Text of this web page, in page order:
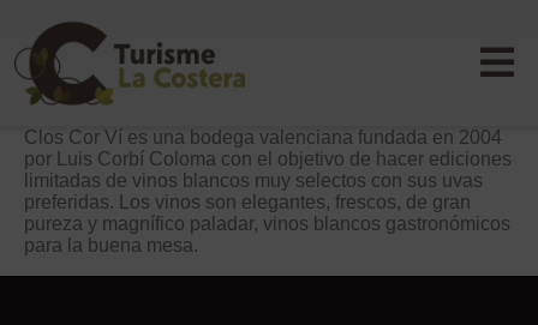
Clos Cor Ví es una bodega valenciana fundada en 2004
por Luis Corbí Coloma con el objetivo de hacer ediciones
limitadas de vinos blancos muy selectos con sus uvas
preferidas. Los vinos son elegantes, frescos, de gran
pureza y magnífico paladar, vinos blancos gastronómicos
para la buena mesa.